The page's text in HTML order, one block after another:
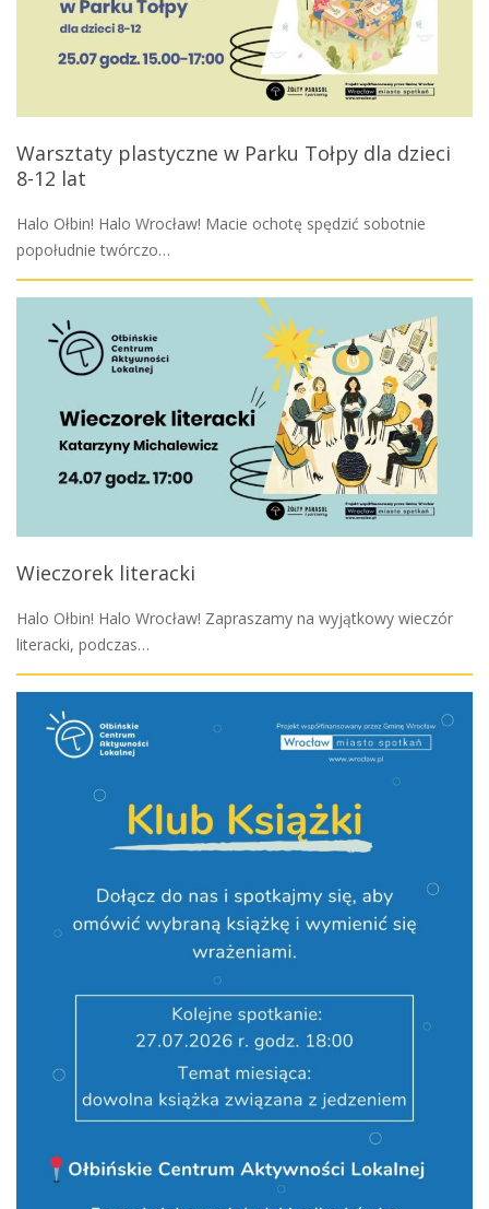
Warsztaty plastyczne w Parku Tołpy dla dzieci
8-12 lat
Halo Ołbin! Halo Wrocław! Macie ochotę spędzić sobotnie
popołudnie twórczo…
Wieczorek literacki
Halo Ołbin! Halo Wrocław! Zapraszamy na wyjątkowy wieczór
literacki, podczas…